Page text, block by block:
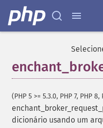
(PHP 5 >= 5.3.0, PHP 7, PHP
dicionário usando um